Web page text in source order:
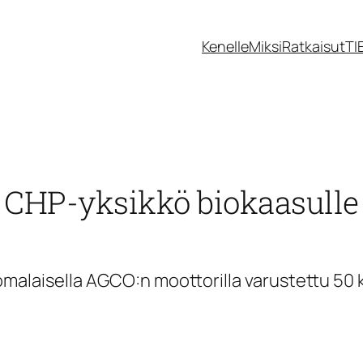
KenelleMiksiRatkaisut
CHP-yksikkö biokaasulle
AGCO:n moottorilla varustettu 50